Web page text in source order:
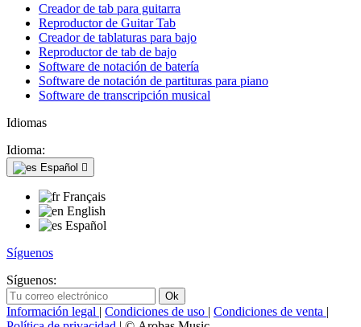
Creador de tab para guitarra
Reproductor de Guitar Tab
Creador de tablaturas para bajo
Reproductor de tab de bajo
Software de notación de batería
Software de notación de partituras para piano
Software de transcripción musical
Idiomas
Idioma:
Español 
Français
English
Español
Síguenos
Síguenos:
Información legal | Condiciones de uso | Condiciones de venta |